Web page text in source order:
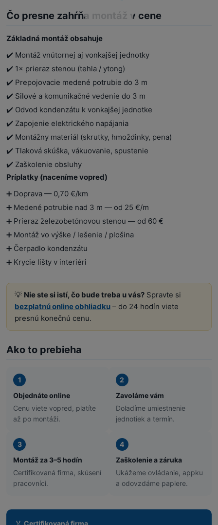
Čo presne zahŕňa montáž v cene
Základná montáž obsahuje
✔️ Montáž vnútornej aj vonkajšej jednotky
✔️ 1× prieraz stenou (tehla / ytong)
✔️ Prepojovacie medené potrubie do 3 m
✔️ Silové a komunikačné vedenie do 3 m
✔️ Odvod kondenzátu k vonkajšej jednotke
✔️ Zapojenie elektrického napájania
✔️ Montážny materiál (skrutky, hmoždinky, pena)
✔️ Tlaková skúška, vákuovanie, spustenie
✔️ Zaškolenie obsluhy
Príplatky (naceníme vopred)
➕ Doprava — 0,70 €/km
➕ Medené potrubie nad 3 m — od 25 €/m
➕ Prieraz železobetónovou stenou — od 60 €
➕ Montáž vo výške / lešenie / plošina
➕ Čerpadlo kondenzátu
➕ Krycie lišty v interiéri
💡 Nie ste si istí, čo bude treba u vás? Spravte si
bezplatnú online obhliadku – do 24 hodín viete
presnú konečnú cenu.
Ako to prebieha
1
Objednáte online
Cenu viete vopred, platíte
až po montáži.
2
Zavoláme vám
Doladíme umiestnenie
jednotiek a termín.
3
Montáž za 3–5 hodín
Certifikovaná firma, skúsení
pracovníci.
4
Zaškolenie a záruka
Ukážeme ovládanie, appku
a odovzdáme papiere.
🏅Certifikovaná firma